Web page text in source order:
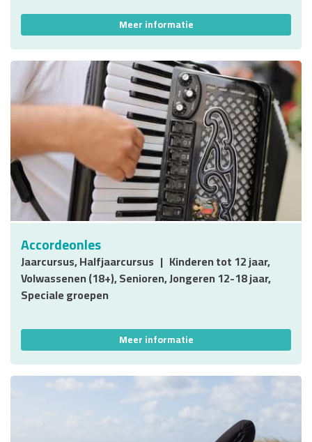
Meer informatie
Accordeonles
Jaarcursus, Halfjaarcursus
Kinderen tot 12 jaar,
Volwassenen (18+), Senioren, Jongeren 12-18 jaar,
Speciale groepen
Meer informatie